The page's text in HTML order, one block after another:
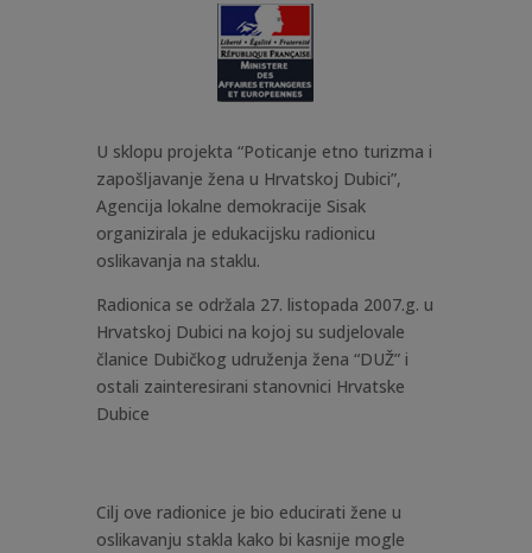
U sklopu projekta “Poticanje etno turizma i
zapošljavanje žena u Hrvatskoj Dubici”,
Agencija lokalne demokracije Sisak
organizirala je edukacijsku radionicu
oslikavanja na staklu.
Radionica se održala 27. listopada 2007.g. u
Hrvatskoj Dubici na kojoj su sudjelovale
članice Dubičkog udruženja žena “DUŽ” i
ostali zainteresirani stanovnici Hrvatske
Dubice
Cilj ove radionice je bio educirati žene u
oslikavanju stakla kako bi kasnije mogle